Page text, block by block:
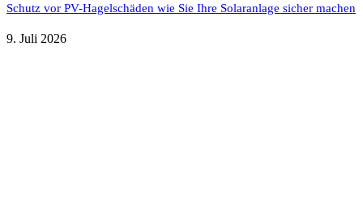
Schutz vor PV-Hagelschäden wie Sie Ihre Solaranlage sicher machen
9. Juli 2026